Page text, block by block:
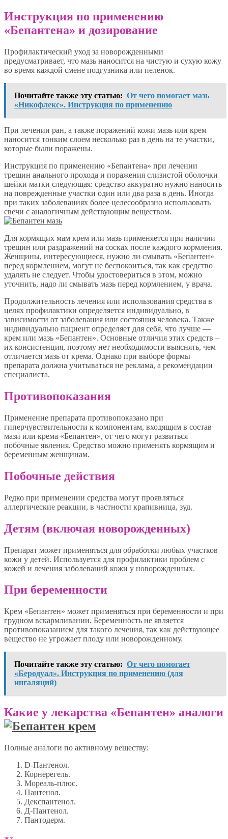
Инструкция по применению
«Бепантена» и дозирование
Профилактический уход за новорожденными
предусматривает, что мазь наносится на чистую и сухую кожу
во время каждой смене подгузника или пеленок.
Почитайте также эту статью: От чего помогает мазь
«Никофлекс». Инструкция по применению
При лечении ран, а также поражений кожи мазь или крем
наносится тонким слоем несколько раз в день на те участки,
которые были поражены.
Инструкция по применению «Бепантена» при лечении
трещин анального прохода и поражения слизистой оболочки
шейки матки следующая: средство аккуратно нужно наносить
на поврежденные участки один или два раза в день. Иногда
при таких заболеваниях более целесообразно использовать
свечи с аналогичным действующим веществом.
Для кормящих мам крем или мазь применяется при наличии
трещин или раздражений на сосках после каждого кормления.
Женщины, интересующиеся, нужно ли смывать «Бепантен»
перед кормлением, могут не беспокоиться, так как средство
удалять не следует. Чтобы удостовериться в этом, можно
уточнить, надо ли смывать мазь перед кормлением, у врача.
Продолжительность лечения или использования средства в
целях профилактики определяется индивидуально, в
зависимости от заболевания или состояния человека. Также
индивидуально пациент определяет для себя, что лучше —
крем или мазь «Бепантен». Основные отличия этих средств –
их консистенция, поэтому нет необходимости выяснять, чем
отличается мазь от крема. Однако при выборе формы
препарата должна учитываться не реклама, а рекомендации
специалиста.
Противопоказания
Применение препарата противопоказано при
гиперчувствительности к компонентам, входящим в состав
мази или крема «Бепантен», от чего могут развиться
побочные явления. Средство можно применять кормящим и
беременным женщинам.
Побочные действия
Редко при применении средства могут проявляться
аллергические реакции, в частности крапивница, зуд.
Детям (включая новорожденных)
Препарат может применяться для обработки любых участков
кожи у детей. Используется для профилактики проблем с
кожей и лечения заболеваний кожи у новорожденных.
При беременности
Крем «Бепантен» может применяться при беременности и при
грудном вскармливании. Беременность не является
противопоказанием для такого лечения, так как действующее
вещество не угрожает плоду или новорожденному.
Почитайте также эту статью: От чего помогает
«Беродуал». Инструкция по применению (для
ингаляций)
Какие у лекарства «Бепантен» аналоги
Полные аналоги по активному веществу:
D-Пантенол.
Корнерегель.
Мореаль-плюс.
Пантенол.
Декспантенол.
Д-Пантенол.
Пантодерм.